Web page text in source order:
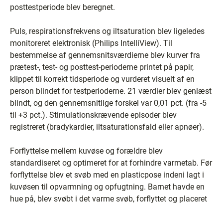
posttestperiode blev beregnet.
Puls, respirationsfrekvens og iltsaturation blev ligeledes
monitoreret elektronisk (Philips IntelliView). Til
bestemmelse af gennemsnitsværdierne blev kurver fra
prætest-, test- og posttest-perioderne printet på papir,
klippet til korrekt tidsperiode og vurderet visuelt af en
person blindet for testperioderne. 21 værdier blev genlæst
blindt, og den gennemsnitlige forskel var 0,01 pct. (fra -5
til +3 pct.). Stimulationskrævende episoder blev
registreret (bradykardier, iltsaturationsfald eller apnøer).
Forflyttelse mellem kuvøse og forældre blev
standardiseret og optimeret for at forhindre varmetab. Før
forflyttelse blev et svøb med en plasticpose indeni lagt i
kuvøsen til opvarmning og opfugtning. Barnet havde en
hue på, blev svøbt i det varme svøb, forflyttet og placeret